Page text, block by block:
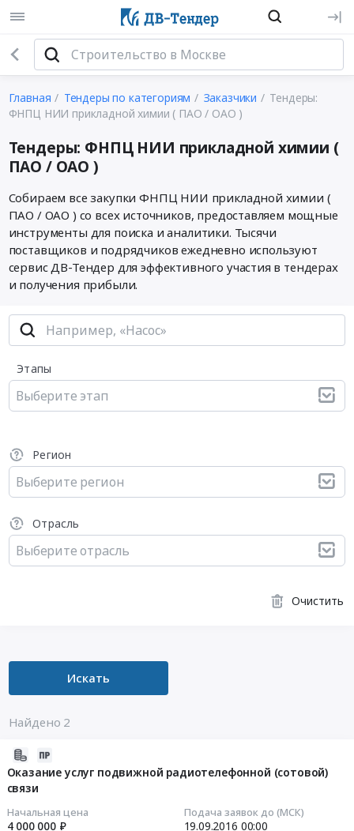
Главная Тендеры по категориям Заказчики
Тендеры:
ФНПЦ НИИ прикладной химии ( ПАО / ОАО )
Тендеры: ФНПЦ НИИ прикладной химии (
ПАО / ОАО )
Собираем все закупки ФНПЦ НИИ прикладной химии (
ПАО / ОАО ) со всех источников, предоставляем мощные
инструменты для поиска и аналитики. Тысячи
поставщиков и подрядчиков ежедневно используют
сервис ДВ-Тендер для эффективного участия в тендерах
и получения прибыли.
Этапы
Выберите этап
Регион
Выберите регион
Отрасль
Выберите отрасль
Очистить
Искать
Найдено 2
Оказание услуг подвижной радиотелефонной (сотовой)
связи
Начальная цена
4 000 000 ₽
Подача заявок до (МСК)
19.09.2016 00:00